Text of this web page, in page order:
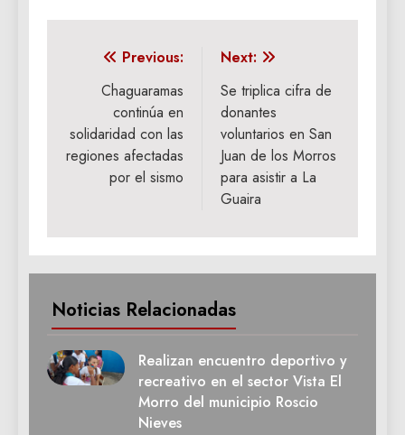
Navegación
entradas
Previous:
Chaguaramas
continúa en
solidaridad con las
regiones afectadas
por el sismo
Next:
Se triplica cifra de
donantes
voluntarios en San
Juan de los Morros
para asistir a La
Guaira
Noticias Relacionadas
Realizan encuentro deportivo y
recreativo en el sector Vista El
Morro del municipio Roscio
Nieves